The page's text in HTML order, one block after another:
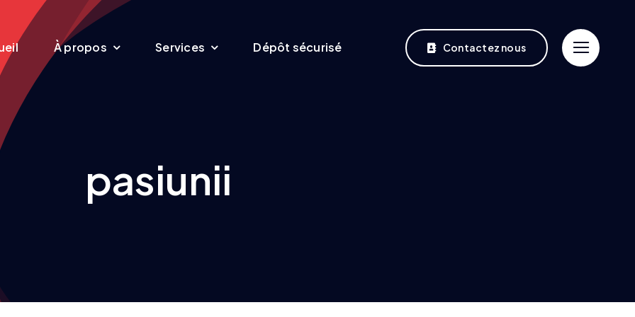
À propos Services Dépôt sécurisé Contactez nous
pasiunii